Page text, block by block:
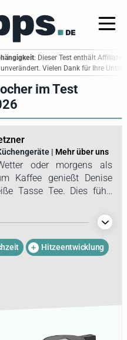
: Dieser Test enthält
Vielen Dank für Ihre
im Test
| Mehr über uns
oder morgens als
Kaffee genießt Denise
Tasse Tee. Dies führt
im Einsatz ist. Umso
sich intensiv mit den im
Geräten
Dabei ist nicht nur
Design entscheidend,
Untersuchung
Hitzeentwicklung